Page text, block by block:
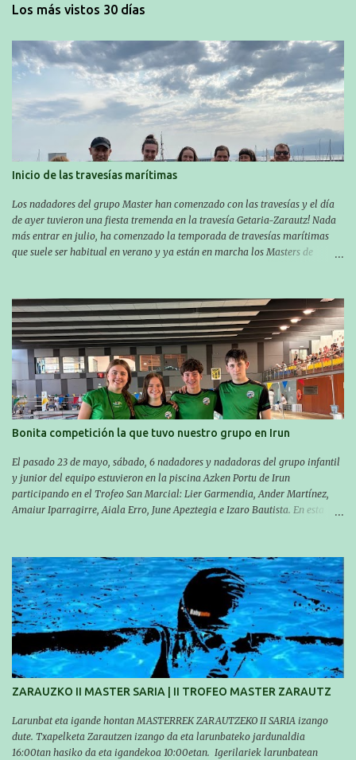
Los más vistos 30 días
Inicio de las travesías marítimas
Los nadadores del grupo Master han comenzado con las travesías y el día
de ayer tuvieron una fiesta tremenda en la travesía Getaria-Zarautz! Nada
más entrar en julio, ha comenzado la temporada de travesías marítimas
que suele ser habitual en verano y ya están en marcha los Masters de
próxima cita. Para empezar, el 13 de julio, Manu Santos participó en la
XXXVIII. Travesía a nado de Ondarroa y recorrió una distancia de 1600
metros en 28 minutos y 30 segundos. Al día siguiente, Manu Santos y su
compañero Asier Gorostegi participaron en la V. San Antón Bira. En esta
travesía se realiza un recorrido desde la playa de Gaztetape hasta la playa
de Malkorbe, pero debido al estado del mar de aquel día, la organización
decidió hacerlo en el interior de la bahía de la playa de Malkorbe. Así,
Asier completó el recorrido en 29 minutos y 30 segundos, c...
Bonita competición la que tuvo nuestro grupo en Irun
El pasado 23 de mayo, sábado, 6 nadadores y nadadoras del grupo infantil
y junior del equipo estuvieron en la piscina Azken Portu de Irun
participando en el Trofeo San Marcial: Lier Garmendia, Ander Martínez,
Amaiur Iparragirre, Aiala Erro, June Apeztegia e Izaro Bautista. En esta
marcas. A pesar de no conseguir marca, pasaron una tarde muy buena y
sirvió para reforzar su experiencia. La mayoría ya ha terminado la
temporada, pero seguiremos trabajando con quienes están en la recta final,
trabajando para que cada uno consiga sus objetivos personales. BRNPWR!
ZARAUZKO II MASTER SARIA | II TROFEO MASTER ZARAUTZ
Larunbat eta igande hontan MASTERREK ZARAUTZEKO II SARIA izango
dute. Txapelketa Zarautzen izango da eta larunbateko jardunaldia
16:00tan hasiko da eta igandekoa 10:00etan. Igerilariek larunbatean